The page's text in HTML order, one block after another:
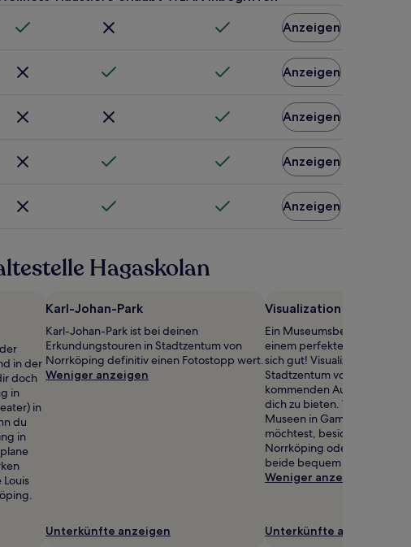
Anzeigen
Anzeigen
Anzeigen
Anzeigen
Anzeigen
Hagaskolan
in der
doch
in
in
du
in
Karl-Johan-Park
Karl-Johan-Park ist bei deinen
Erkundungstouren in Stadtzentum von
Norrköping definitiv einen Fotostopp wert.
Weniger anzeigen
Unterkünfte anzeigen
Visualization Center C
Ein Museumsbesuch gehört
einem perfekten Urlaub
sich gut! Visualization Center
Stadtzentum von
kommenden Ausstellungen
dich zu bieten. Wenn du
Museen in Gamla Staden
möchtest, besichtige
Norrköping oder
beide bequem zu Fuß
Weniger anzeigen
Unterkünfte anzeigen